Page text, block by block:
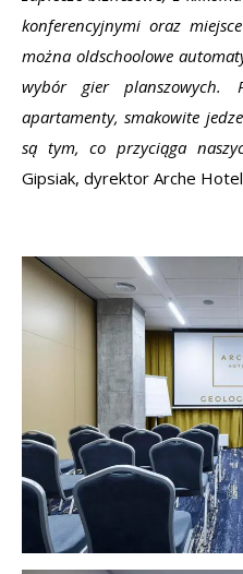
konferencyjnymi oraz
można oldschoolowe
wybór gier planszowych.
apartamenty, smakowite
są tym, co przyciąga
Gipsiak, dyrektor Arche